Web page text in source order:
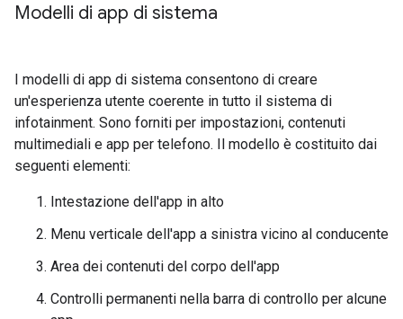
Modelli di app di sistema
I modelli di app di sistema consentono di creare
un'esperienza utente coerente in tutto il sistema di
infotainment. Sono forniti per impostazioni, contenuti
multimediali e app per telefono. Il modello è costituito dai
seguenti elementi:
Intestazione dell'app in alto
Menu verticale dell'app a sinistra vicino al conducente
Area dei contenuti del corpo dell'app
Controlli permanenti nella barra di controllo per alcune